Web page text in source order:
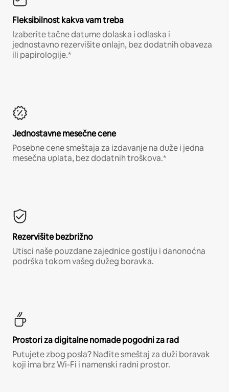
Fleksibilnost kakva vam treba
Izaberite tačne datume dolaska i odlaska i
jednostavno rezervišite onlajn, bez dodatnih obaveza
ili papirologije.*
Jednostavne mesečne cene
Posebne cene smeštaja za izdavanje na duže i jedna
mesečna uplata, bez dodatnih troškova.*
Rezervišite bezbrižno
Utisci naše pouzdane zajednice gostiju i danonoćna
podrška tokom vašeg dužeg boravka.
Prostori za digitalne nomade pogodni za rad
Putujete zbog posla? Nađite smeštaj za duži boravak
koji ima brz Wi-Fi i namenski radni prostor.